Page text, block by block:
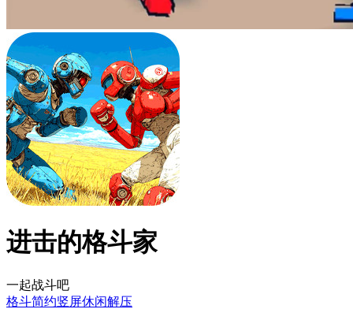
进击的格斗家
一起战斗吧
格斗简约竖屏休闲解压